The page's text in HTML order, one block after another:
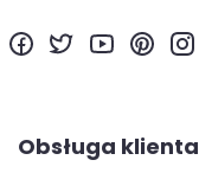
Obsługa klienta